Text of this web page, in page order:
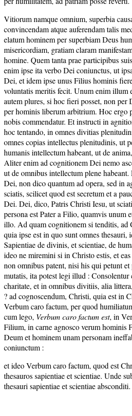
Vitiorum namque omnium, superbia
convincendam atque auferendam talis
elatum hominem per superbiam Deus
misericordiam, gratiam claram
homine. Quem tanta prae participibus
enim ipse ita verbo Dei coniunctus, ut
Dei, et idem ipse unus Filius hominis
voluntatis meritis fecit. Unum enim illum
autem plures, si hoc fieri posset, non per
per hominis liberum arbitrium. Hoc ergo
nobis commendatur. Et instructi in
hoc tentando, in omnes divitias
omnes copias intellectus plenitudinis, ut
humanis intellectum habeant, ut de
Aliter enim ad cognitionem Dei nemo
ut de omnibus intellectum plene
Dei, non dico quantum ad opera, sed in
sciatis, scilicet quod est secretum et a
Dei. Dei, dico, Patris Christi Iesu, ut
persona est Pater a Filio, quamvis unum
illo. Ad quam cognitionem si tenditis, ad
quia ipse est in quo sunt omnes thesauri,
Sapientiae de divinis, et scientiae, de
ideo ne miremini si in Christo estis, et
non omnibus patent, nisi his qui petunt
mutatis, ita potest legi illud :
charitate, et in omnibus divitiis, alia
? ad cognoscendum, Christi, quia est in
Verbum caro factum, per quod
cum lego, Verbum caro factum est, in
Filium, in carne agnosco verum hominis
Deum et hominem unam personam
coniunctum :
et ideo Verbum caro factum, quod est
thesauros sapientiae et scientiae. Unde
thesauri sapientiae et scientiae absconditi.